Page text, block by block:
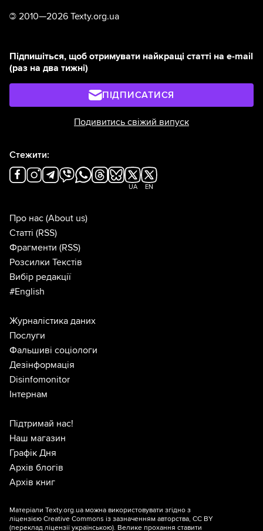
© 2010—2026 Texty.org.ua
Підпишіться, щоб отримувати найкращі статті на e-mail
(раз на два тижні)
ПІДПИСАТИСЯ
Подивитись свіжий випуск
Стежити:
UA EN
Про нас (About us)
Статті (RSS)
Фрагменти (RSS)
Розсилки Текстів
Вибір редакції
#English
Журналістика даних
Послуги
Фальшиві соціологи
Дезінформація
Disinfomonitor
Інтернам
Підтримай нас!
Наш магазин
Графік Дня
Архів блогів
Архів книг
Матеріали Texty.org.ua можна використовувати згідно з
ліцензією Creative Commons із зазначенням авторства, CC BY
(переклад ліцензії українською). Велике прохання ставити